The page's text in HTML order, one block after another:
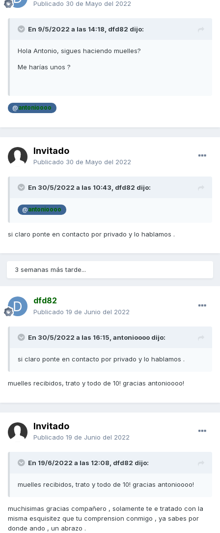
Publicado 30 de Mayo del 2022
En 9/5/2022 a las 14:18, dfd82 dijo:
Hola Antonio, sigues haciendo muelles?
Me harías unos ?
@antonioooo
Invitado
Publicado 30 de Mayo del 2022
En 30/5/2022 a las 10:43, dfd82 dijo:
@antonioooo
si claro ponte en contacto por privado y lo hablamos .
3 semanas más tarde...
dfd82
Publicado 19 de Junio del 2022
En 30/5/2022 a las 16:15, antonioooo dijo:
si claro ponte en contacto por privado y lo hablamos .
muelles recibidos, trato y todo de 10! gracias antonioooo!
Invitado
Publicado 19 de Junio del 2022
En 19/6/2022 a las 12:08, dfd82 dijo:
muelles recibidos, trato y todo de 10! gracias antonioooo!
muchisimas gracias compañero , solamente te e tratado con la
misma esquisitez que tu comprension conmigo , ya sabes por
donde ando , un abrazo .